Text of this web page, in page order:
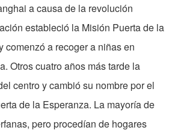
a causa de la revolución
estableció la Misión Puerta de la
comenzó a recoger a niñas en
Otros cuatro años más tarde la
centro y cambió su nombre por el
de la Esperanza. La mayoría de
pero procedían de hogares